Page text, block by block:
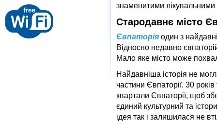
знаменитими лікувальними
Стародавнє місто
Євпаторія один з
Відносно недавно
Мало яке місто може
Найдавніша історія не
частини Євпаторії. 30
квартали Євпаторії, щоб
єдиний культурний та
ідея так і залишилася не